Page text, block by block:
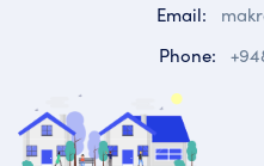
Email:
Phone: